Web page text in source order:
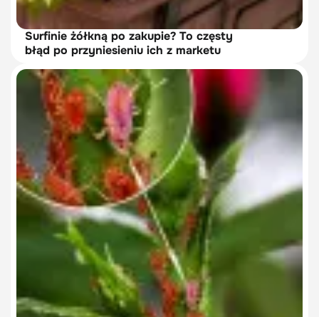
Surfinie żółkną po zakupie? To częsty
błąd po przyniesieniu ich z marketu